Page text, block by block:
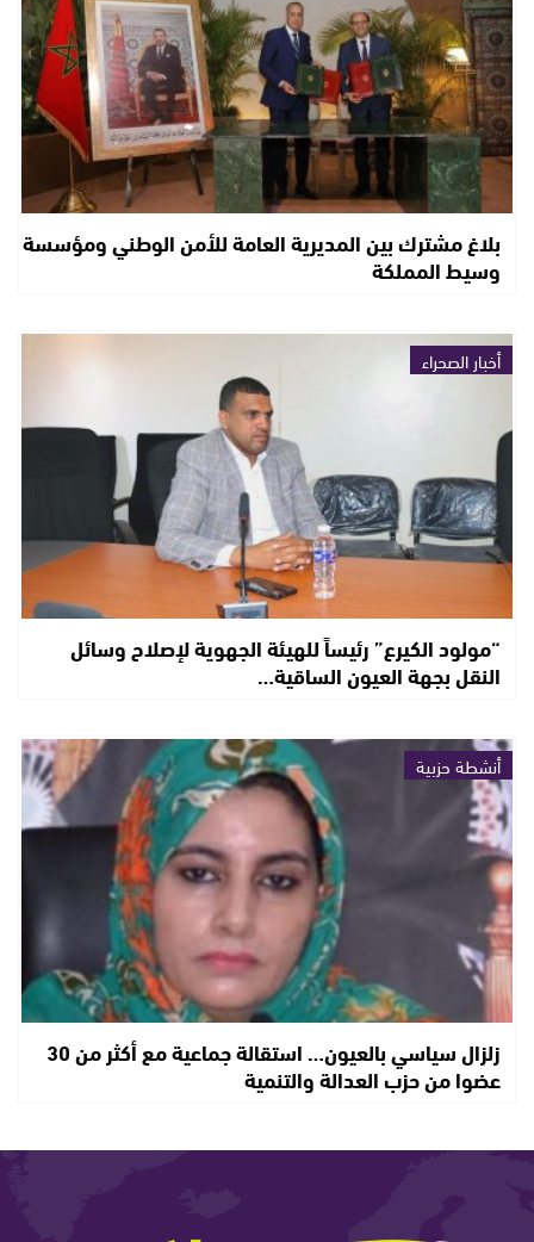
بلاغ مشترك بين المديرية العامة للأمن الوطني ومؤسسة
وسيط المملكة
أخبار الصحراء
“مولود الكيرع” رئيساً للهيئة الجهوية لإصلاح وسائل
النقل بجهة العيون الساقية…
أنشطة حزبية
زلزال سياسي بالعيون… استقالة جماعية مع أكثر من 30
عضوا من حزب العدالة والتنمية